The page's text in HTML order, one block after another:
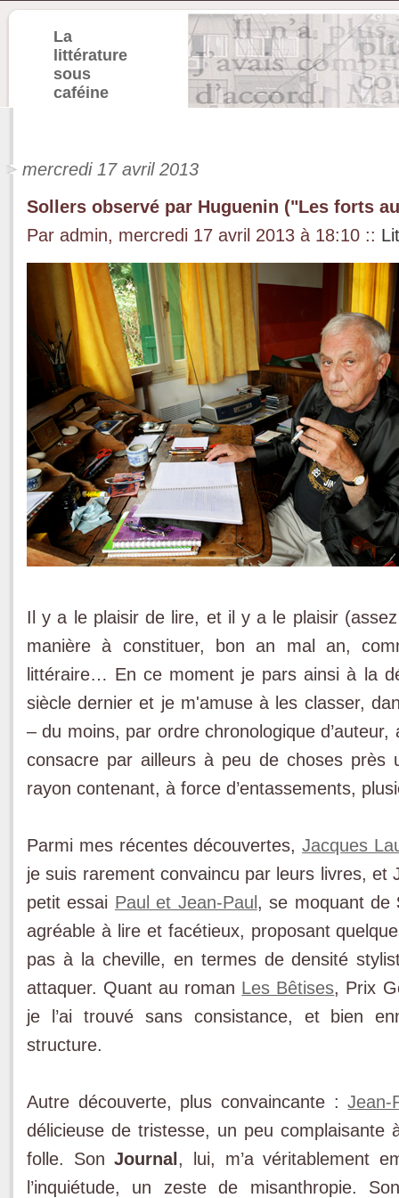
La
littérature
sous
caféine
mercredi 17 avril 2013
Sollers observé par Huguenin ("Les forts
Par admin, mercredi 17 avril 2013 à 18:10 ::
Il y a le plaisir de lire, et il y a le plaisir
manière à constituer, bon an mal an,
littéraire… En ce moment je pars ainsi à la
siècle dernier et je m'amuse à les classer,
– du moins, par ordre chronologique
consacre par ailleurs à peu de choses
rayon contenant, à force d’entassements,
Parmi mes récentes découvertes,Jacques
je suis rarement convaincu par leurs livres, et
petit essai Paul et Jean-Paul , se moquant de
agréable à lire et facétieux, proposant
pas à la cheville, en termes de densité
attaquer. Quant au roman Les Bêtises, Prix
je l’ai trouvé sans consistance, et bien
structure.
Autre découverte, plus convaincante :Jean-
délicieuse de tristesse, un peu complaisante
folle. SonJournal , lui, m’a véritablement
l’inquiétude, un zeste de misanthropie.